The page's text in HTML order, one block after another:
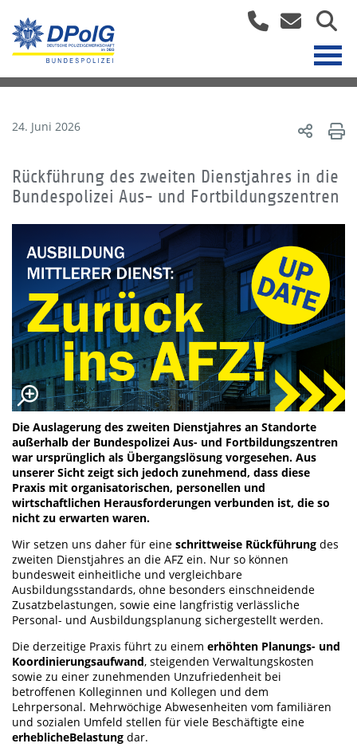
24. Juni 2026
Rückführung des zweiten Dienstjahres in die
Bundespolizei Aus- und Fortbildungszentren
Die Auslagerung des zweiten Dienstjahres an Standorte
außerhalb der Bundespolizei Aus- und Fortbildungszentren
war ursprünglich als Übergangslösung vorgesehen. Aus
unserer Sicht zeigt sich jedoch zunehmend, dass diese
Praxis mit organisatorischen, personellen und
wirtschaftlichen Herausforderungen verbunden ist, die so
nicht zu erwarten waren.
Wir setzen uns daher für eine schrittweise Rückführung des
zweiten Dienstjahres an die AFZ ein. Nur so können
bundesweit einheitliche und vergleichbare
Ausbildungsstandards, ohne besonders einschneidende
Zusatzbelastungen, sowie eine langfristig verlässliche
Personal- und Ausbildungsplanung sichergestellt werden.
Die derzeitige Praxis führt zu einem erhöhten Planungs- und
Koordinierungsaufwand, steigenden Verwaltungskosten
sowie zu einer zunehmenden Unzufriedenheit bei
betroffenen Kolleginnen und Kollegen und dem
Lehrpersonal. Mehrwöchige Abwesenheiten vom familiären
und sozialen Umfeld stellen für viele Beschäftigte eine
erheblicheBelastung dar.